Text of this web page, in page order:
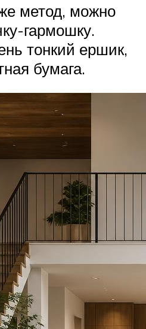
метод, можно
гармошку.
тонкий ершик,
бумага.